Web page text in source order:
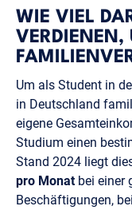
WIE VIEL
VERDIENEN,
Um als Student in
in Deutschland
eigene
Studium einen
Stand 2024 liegt
pro Monatbei einer
Beschäftigungen,